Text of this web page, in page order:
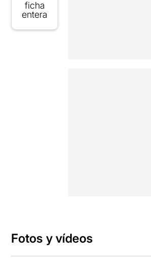
ficha
entera
Fotos y vídeos